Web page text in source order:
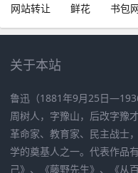
网站转让
鲜花 书包
关于本站
鲁迅（1881年9月25日
周树人，字豫山，后改字豫
革命家、教育家、民主战士
学的奠基人之一。代表作品
己》、《藤野先生》、《从